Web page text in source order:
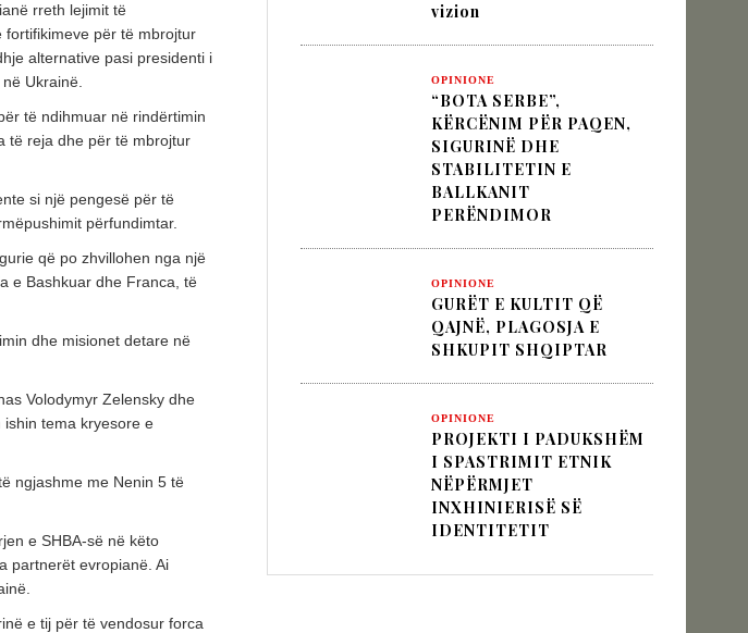
DHE SEMIOTIK I VËLLIMIT „MOS I KALLXO HARRIMIT“
rreth lejimit të
për të mbrojtur
alternative pasi presidenti i
Ukrainë.
të ndihmuar në rindërtimin
të reja dhe për të mbrojtur
si një pengesë për të
përfundimtar.
që po zhvillohen nga një
e Bashkuar dhe Franca, të
dhe misionet detare në
Volodymyr Zelensky dhe
tema kryesore e
ngjashme me Nenin 5 të
e SHBA-së në këto
partnerët evropianë. Ai
e tij për të vendosur forca
vizion
OPINIONE
“BOTA SERBE”,
KËRCËNIM PËR PAQEN,
SIGURINË DHE
STABILITETIN E
BALLKANIT
PERËNDIMOR
OPINIONE
GURËT E KULTIT QË
QAJNË, PLAGOSJA E
SHKUPIT SHQIPTAR
OPINIONE
PROJEKTI I PADUKSHËM
I SPASTRIMIT ETNIK
NËPËRMJET
INXHINIERISË SË
IDENTITETIT